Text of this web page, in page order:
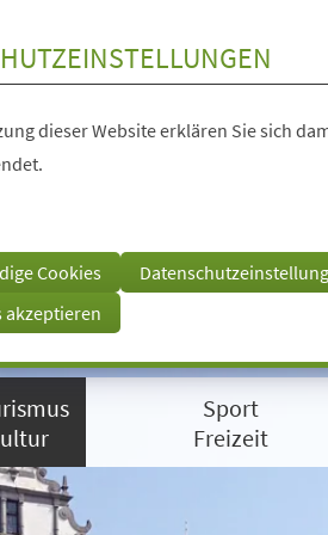
dieser Website erklären Sie sich
Cookies
akzeptieren
Sport
Freizeit